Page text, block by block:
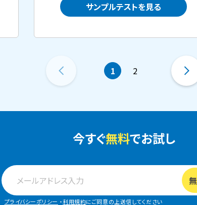
サンプルテストを見る
1 2
今すぐ無料でお試し
プライバシーポリシー ・利用規約にご同意の上送信してください